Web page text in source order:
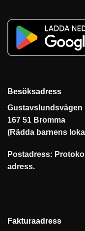
Besöksadress
Gustavslundsvägen
167 51 Bromma
(Rädda barnens
Postadress:
adress.
Fakturaadress